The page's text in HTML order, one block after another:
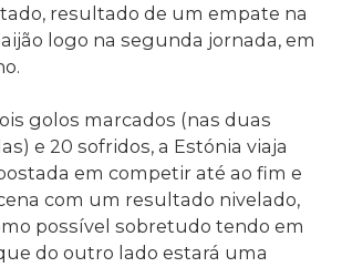
resultado de um empate na
logo na segunda jornada, em
golos marcados (nas duas
e 20 sofridos, a Estónia viaja
em competir até ao fim e
com um resultado nivelado,
possível sobretudo tendo em
do outro lado estará uma